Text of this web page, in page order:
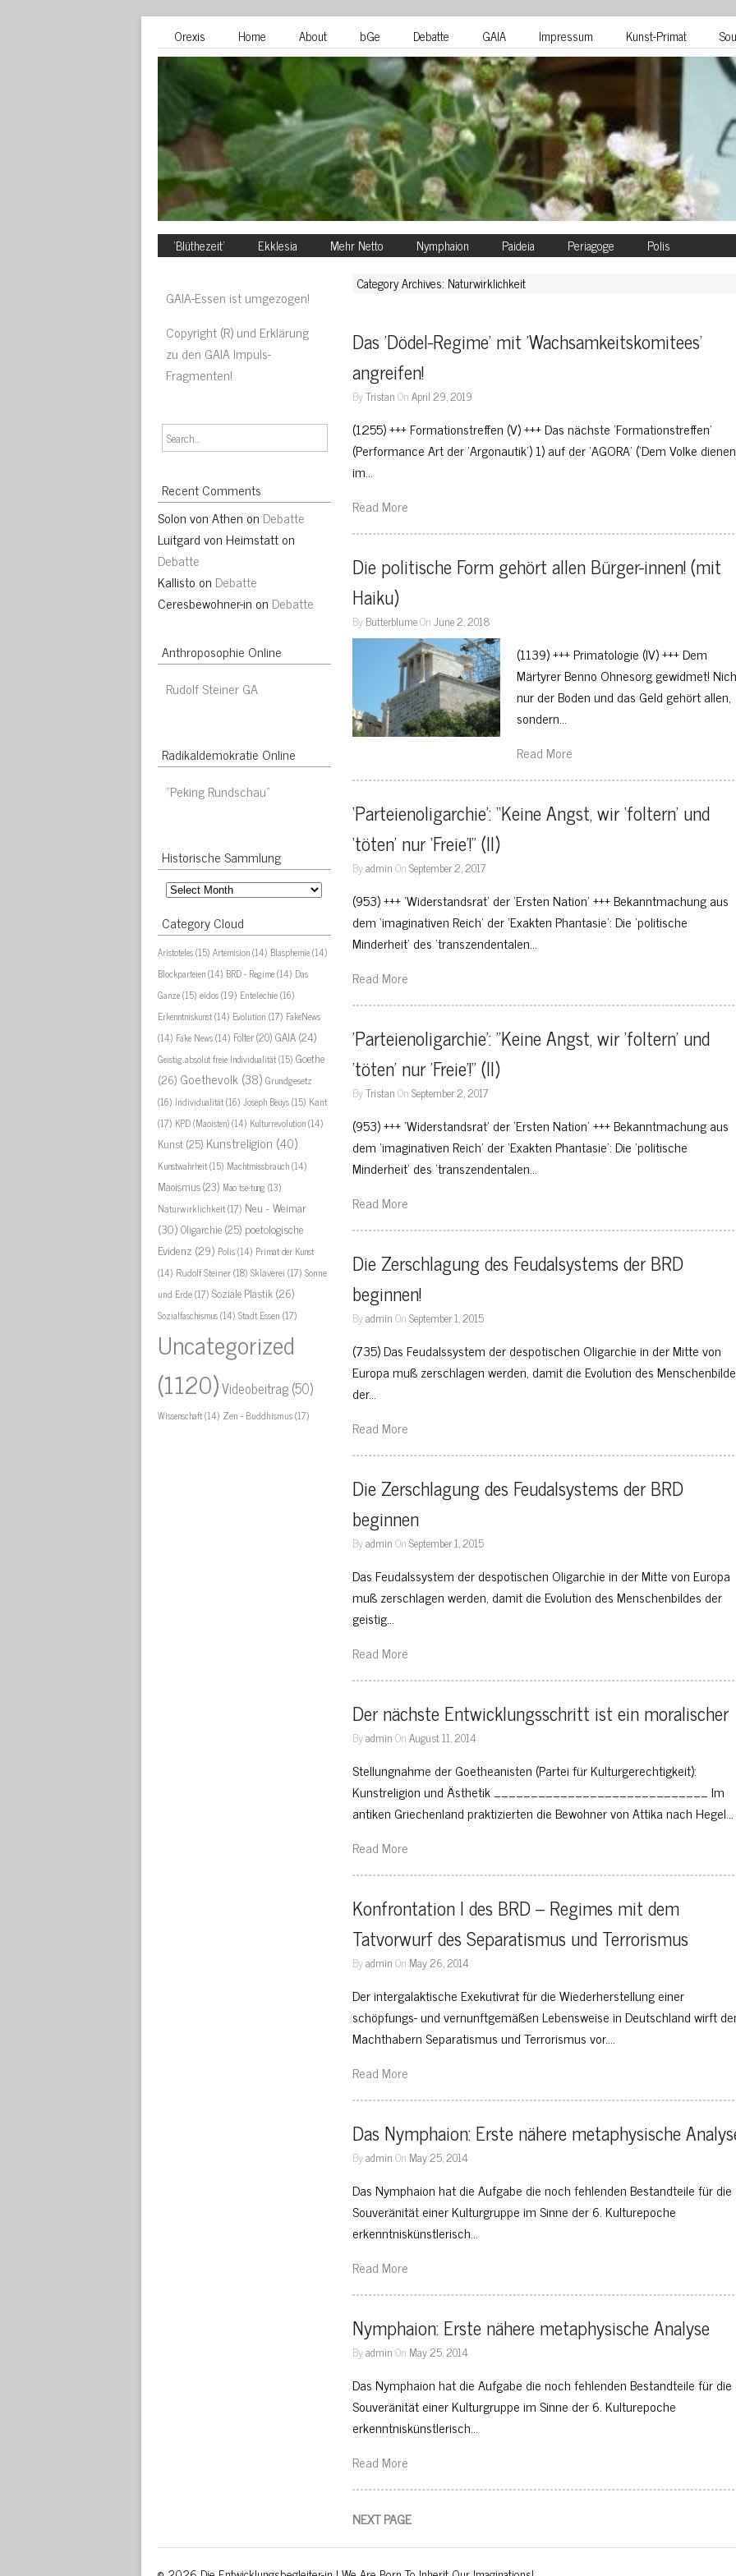
Orexis Home About bGe Debatte GAIA Impressum Kunst-Primat
‘Blüthezeit’ Ekklesia Mehr Netto Nymphaion Paideia Periagoge Polis
GAIA-Essen ist umgezogen!
Copyright (R) und Erklärung
zu den GAIA Impuls-
Fragmenten!
Recent Comments
Solon von Athen on Debatte
Luitgard von Heimstatton
Debatte
Kallisto on Debatte
Ceresbewohner-in on Debatte
Anthroposophie Online
Rudolf Steiner GA
Radikaldemokratie Online
“Peking Rundschau”
Historische Sammlung
Historische
Sammlung
Category Cloud
Aristoteles(15) Artemision(14) Blasphemie(14)
Blockparteien(14) BRD - Regime(14) Das
Ganze(15) eidos(19) Entelechie(16)
Erkenntniskunst(14) Evolution (17) FakeNews
(14) Fake News(14) Folter(20) GAIA(24)
Geistig absolut freie Individualität(15) Goethe
(26) Goethevolk (38) Grundgesetz
(16) Individualität(16) Joseph Beuys(15) Kant
(17) KPD (Maoisten)(14) Kulturrevolution(14)
Kunst(25) Kunstreligion (40)
Kunstwahrheit(15) Machtmissbrauch(14)
Maoismus(23) Mao tse-tung (13)
Naturwirklichkeit(17) Neu - Weimar
(30)Oligarchie(25) poetologische
Evidenz (29) Polis(14) Primat der Kunst
(14) Rudolf Steiner(18) Sklaverei (17) Sonne
und Erde(17) Soziale Plastik(26)
Sozialfaschismus(14) Stadt Essen (17)
Uncategorized
(1120)Videobeitrag(50)
Wissenschaft(14) Zen - Buddhismus(17)
Category Archives: Naturwirklichkeit
Das 'Dödel-Regime' mit 'Wachsamkeitskomitees'
angreifen!
ByTristanOnApril 29, 2019
(1255) +++ Formationstreffen (V) +++ Das nächste ‘Formationstreffen’
(Performance Art der ‘Argonautik’) 1) auf der ‘AGORA’ (‘Dem Volke
im…
Read More
Die politische Form gehört allen Bürger-innen! (mit
Haiku)
ByButterblumeOnJune 2, 2018
(1139) +++ Primatologie (IV) +++ Dem
Märtyrer Benno Ohnesorg gewidmet!
nur der Boden und das Geld gehört allen,
sondern…
Read More
‘Parteienoligarchie’: “Keine Angst, wir ‘foltern’ und
‘töten’ nur ‘Freie’!” (II)
ByadminOnSeptember 2, 2017
(953) +++ ‘Widerstandsrat’ der ‘Ersten Nation’ +++ Bekanntmachung aus
dem ‘imaginativen Reich’ der ‘Exakten Phantasie’: Die ‘politische
Minderheit’ des ‘transzendentalen…
Read More
'Parteienoligarchie': "Keine Angst, wir 'foltern' und
'töten' nur 'Freie'!" (II)
ByTristanOnSeptember 2, 2017
(953) +++ ‘Widerstandsrat’ der ‘Ersten Nation’ +++ Bekanntmachung aus
dem ‘imaginativen Reich’ der ‘Exakten Phantasie’: Die ‘politische
Minderheit’ des ‘transzendentalen…
Read More
Die Zerschlagung des Feudalsystems der BRD
beginnen!
ByadminOnSeptember 1, 2015
(735) Das Feudalssystem der despotischen Oligarchie in der Mitte von
Europa muß zerschlagen werden, damit die Evolution des
der…
Read More
Die Zerschlagung des Feudalsystems der BRD
beginnen
ByadminOnSeptember 1, 2015
Das Feudalssystem der despotischen Oligarchie in der Mitte von Europa
muß zerschlagen werden, damit die Evolution des Menschenbildes der
geistig…
Read More
Der nächste Entwicklungsschritt ist ein moralischer
ByadminOnAugust 11, 2014
Stellungnahme der Goetheanisten (Partei für Kulturgerechtigkeit):
Kunstreligion und Ästhetik _____________________________ Im
antiken Griechenland praktizierten die Bewohner von Attika nach Hegel…
Read More
Konfrontation I des BRD – Regimes mit dem
Tatvorwurf des Separatismus und Terrorismus
ByadminOn May 26, 2014
Der intergalaktische Exekutivrat für die Wiederherstellung einer
schöpfungs- und vernunftgemäßen Lebensweise in Deutschland wirft
Machthabern Separatismus und Terrorismus vor….
Read More
Das Nymphaion: Erste nähere metaphysische
ByadminOn May 25, 2014
Das Nymphaion hat die Aufgabe die noch fehlenden Bestandteile für die
Souveränität einer Kulturgruppe im Sinne der 6. Kulturepoche
erkenntniskünstlerisch…
Read More
Nymphaion: Erste nähere metaphysische Analyse
ByadminOn May 25, 2014
Das Nymphaion hat die Aufgabe die noch fehlenden Bestandteile für die
Souveränität einer Kulturgruppe im Sinne der 6. Kulturepoche
erkenntniskünstlerisch…
Read More
NEXT PAGE